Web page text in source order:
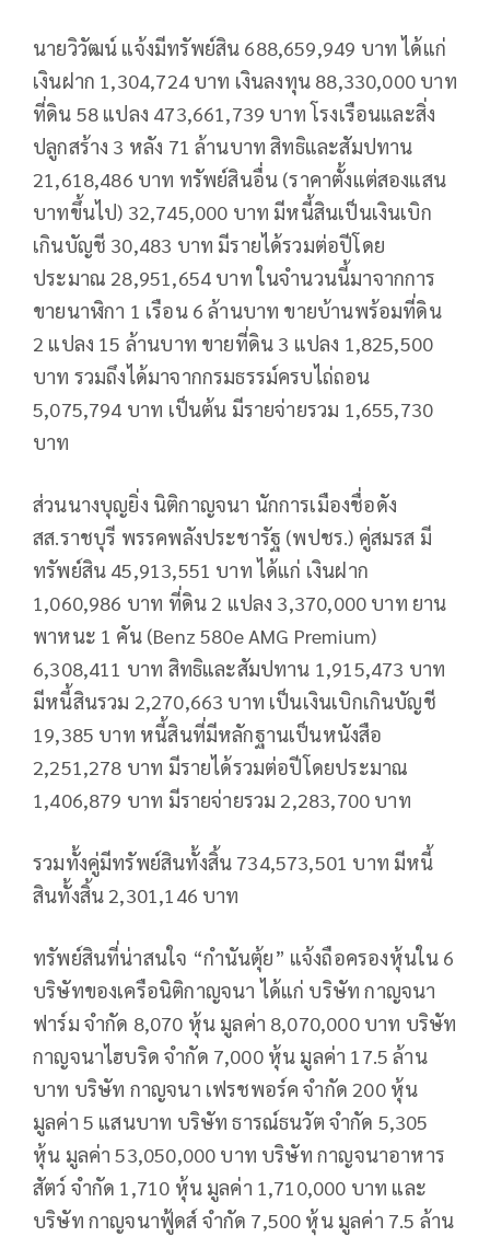
นายวิวัฒน์ แจ้งมีทรัพย์สิน 688,659,949 บาท ได้แก่
เงินฝาก 1,304,724 บาท เงินลงทุน 88,330,000 บาท
ที่ดิน 58 แปลง 473,661,739 บาท โรงเรือนและสิ่ง
ปลูกสร้าง 3 หลัง 71 ล้านบาท สิทธิและสัมปทาน
21,618,486 บาท ทรัพย์สินอื่น (ราคาตั้งแต่สองแสน
บาทขึ้นไป) 32,745,000 บาท มีหนี้สินเป็นเงินเบิก
เกินบัญชี 30,483 บาท มีรายได้รวมต่อปีโดย
ประมาณ 28,951,654 บาท ในจำนวนนี้มาจากการ
ขายนาฬิกา 1 เรือน 6 ล้านบาท ขายบ้านพร้อมที่ดิน
2 แปลง 15 ล้านบาท ขายที่ดิน 3 แปลง 1,825,500
บาท รวมถึงได้มาจากกรมธรรม์ครบไถ่ถอน
5,075,794 บาท เป็นต้น มีรายจ่ายรวม 1,655,730
บาท
ส่วนนางบุญยิ่ง นิติกาญจนา นักการเมืองชื่อดัง
สส.ราชบุรี พรรคพลังประชารัฐ (พปชร.) คู่สมรส มี
ทรัพย์สิน 45,913,551 บาท ได้แก่ เงินฝาก
1,060,986 บาท ที่ดิน 2 แปลง 3,370,000 บาท ยาน
พาหนะ 1 คัน (Benz 580e AMG Premium)
6,308,411 บาท สิทธิและสัมปทาน 1,915,473 บาท
มีหนี้สินรวม 2,270,663 บาท เป็นเงินเบิกเกินบัญชี
19,385 บาท หนี้สินที่มีหลักฐานเป็นหนังสือ
2,251,278 บาท มีรายได้รวมต่อปีโดยประมาณ
1,406,879 บาท มีรายจ่ายรวม 2,283,700 บาท
รวมทั้งคู่มีทรัพย์สินทั้งสิ้น 734,573,501 บาท มีหนี้
สินทั้งสิ้น 2,301,146 บาท
ทรัพย์สินที่น่าสนใจ “กำนันตุ้ย” แจ้งถือครองหุ้นใน 6
บริษัทของเครือนิติกาญจนา ได้แก่ บริษัท กาญจนา
ฟาร์ม จำกัด 8,070 หุ้น มูลค่า 8,070,000 บาท บริษัท
กาญจนาไฮบริด จำกัด 7,000 หุ้น มูลค่า 17.5 ล้าน
บาท บริษัท กาญจนา เฟรชพอร์ค จำกัด 200 หุ้น
มูลค่า 5 แสนบาท บริษัท ธารณ์ธนวัต จำกัด 5,305
หุ้น มูลค่า 53,050,000 บาท บริษัท กาญจนาอาหาร
สัตว์ จำกัด 1,710 หุ้น มูลค่า 1,710,000 บาท และ
บริษัท กาญจนาฟู้ดส์ จำกัด 7,500 หุ้น มูลค่า 7.5 ล้าน